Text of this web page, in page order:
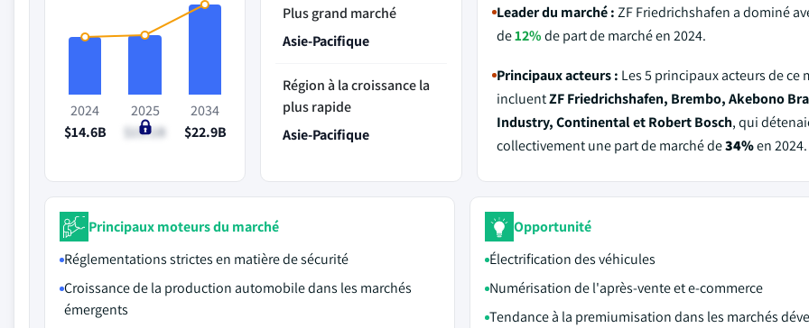
2024
$14.6B
2025
$15.1B
2034
$22.9B
Plus grand marché
Asie-Pacifique
Région à la croissance la
plus rapide
Asie-Pacifique
Leader du marché :ZF Friedrichshafen a dominé
de12%de part de marché en 2024.
Principaux acteurs : Les 5 principaux acteurs de ce
incluentZF Friedrichshafen, Brembo, Akebono
Industry, Continental et Robert Bosch, qui
collectivement une part de marché de34%en 2024.
Principaux moteurs du marché
Réglementations strictes en matière de sécurité
Croissance de la production automobile dans les marchés
émergents
Opportunité
Électrification des véhicules
Numérisation de l'après-vente et e-commerce
Tendance à la premiumisation dans les marchés